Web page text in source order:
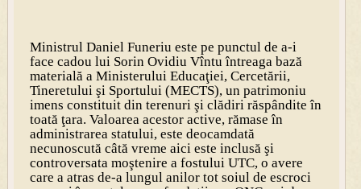
Ministrul Daniel Funeriu este pe punctul de a-i
face cadou lui Sorin Ovidiu Vîntu întreaga bază
materială a Ministerului Educaţiei, Cercetării,
Tineretului şi Sportului (MECTS), un patrimoniu
imens constituit din terenuri şi clădiri răspândite în
toată ţara. Valoarea acestor active, rămase în
administrarea statului, este deocamdată
necunoscută câtă vreme aici este inclusă şi
controversata moştenire a fostului UTC, o avere
care a atras de-a lungul anilor tot soiul de escroci